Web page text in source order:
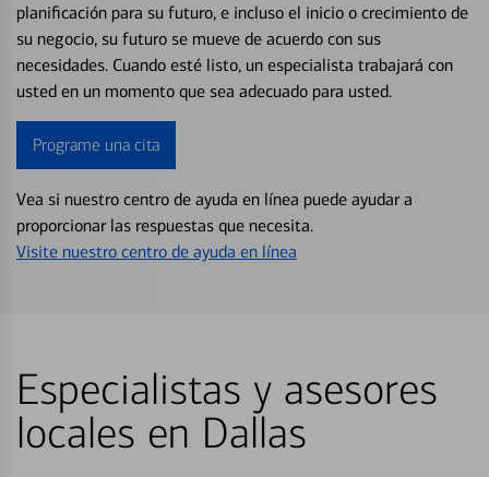
planificación para su futuro, e incluso el inicio o crecimiento de
su negocio, su futuro se mueve de acuerdo con sus
necesidades. Cuando esté listo, un especialista trabajará con
usted en un momento que sea adecuado para usted.
Programe una cita
Vea si nuestro centro de ayuda en línea puede ayudar a
proporcionar las respuestas que necesita.
Visite nuestro centro de ayuda en línea
Especialistas y asesores
locales en Dallas